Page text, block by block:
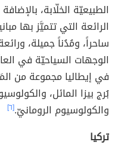
الطبيعيّة الخلّابة،
الرائعة التي تتميَّز بها
ساحراً، ومُدُناً جميلة،
الوجهات السياحيّة في
في إيطاليا مجموعة من
بُرج بيزا المائل،
والكولوسيوم الرومانيّ.[٦]
تركيا